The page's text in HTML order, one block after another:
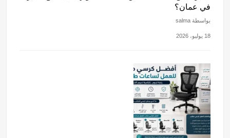
في عمان؟
بواسطة salma
18 يوليو، 2026